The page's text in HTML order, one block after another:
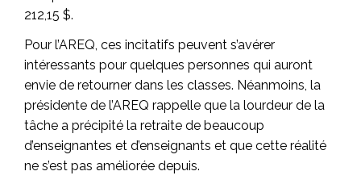
212,15 $.
Pour l’AREQ, ces incitatifs peuvent s’avérer
intéressants pour quelques personnes qui auront
envie de retourner dans les classes. Néanmoins, la
présidente de l’AREQ rappelle que la lourdeur de la
tâche a précipité la retraite de beaucoup
d’enseignantes et d’enseignants et que cette réalité
ne s’est pas améliorée depuis.